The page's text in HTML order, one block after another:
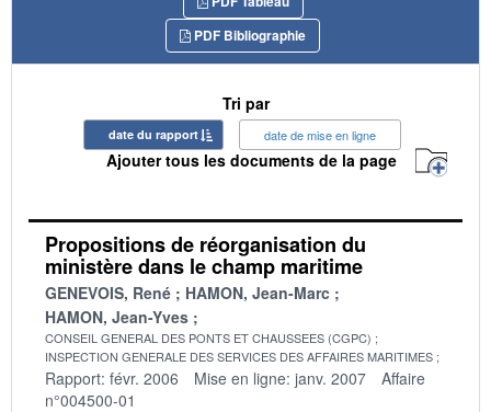
PDF Bibliographie
Tri par
date du rapport date de mise en ligne
Ajouter tous les documents de la page
Propositions de réorganisation du
ministère dans le champ maritime
GENEVOIS, René
HAMON, Jean-Marc
HAMON, Jean-Yves
CONSEIL GENERAL DES PONTS ET CHAUSSEES (CGPC)
INSPECTION GENERALE DES SERVICES DES AFFAIRES MARITIMES
Rapport: févr. 2006 Mise en ligne: janv. 2007
Affaire
n°004500-01